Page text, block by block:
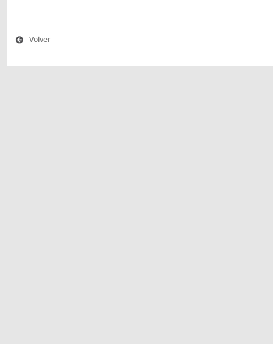
Volver